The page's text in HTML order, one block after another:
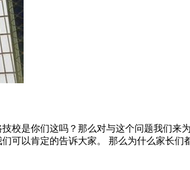
校是你们这吗？那么对与这个问题我们
可以肯定的告诉大家。 那么为什么家长们